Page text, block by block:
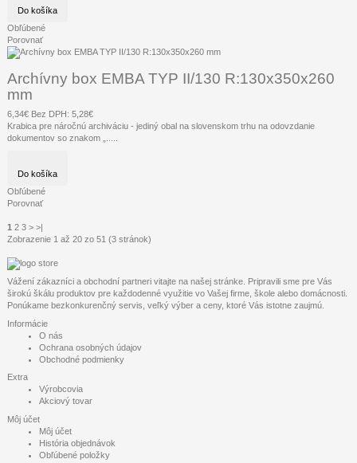
Do košíka
Obľúbené
Porovnať
Archívny box EMBA TYP II/130 R:130x350x260
mm
6,34€ Bez DPH: 5,28€
Krabica pre náročnú archiváciu - jediný obal na slovenskom trhu na odovzdanie
dokumentov so znakom „.....
Do košíka
Obľúbené
Porovnať
1 2 3 > >|
Zobrazenie 1 až 20 zo 51 (3 stránok)
Vážení zákazníci a obchodní partneri vitajte na našej stránke. Pripravili sme pre Vás
širokú škálu produktov pre každodenné využitie vo Vašej firme, škole alebo domácnosti.
Ponúkame bezkonkurenčný servis, veľký výber a ceny, ktoré Vás istotne zaujmú.
Informácie
O nás
Ochrana osobných údajov
Obchodné podmienky
Extra
Výrobcovia
Akciový tovar
Môj účet
Môj účet
História objednávok
Obľúbené položky